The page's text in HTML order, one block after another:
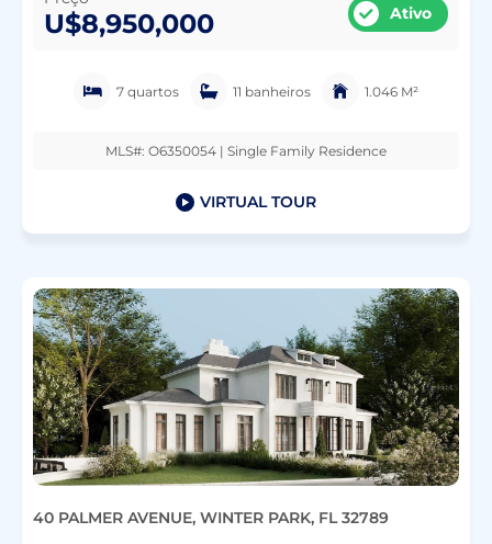
U$8,950,000 Ativo
7 quartos 11 banheiros 1.046 M²
MLS#: O6350054 | Single Family Residence
VIRTUAL TOUR
40 PALMER AVENUE, WINTER PARK, FL 32789